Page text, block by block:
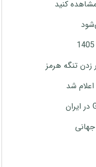
کنید
تنگه هرمز
شد
جهانی